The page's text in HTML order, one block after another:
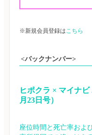
※新規会員登録はこちら
<バックナンバー>
ヒポクラ × マイナ
月23日号）
座位時間と死亡率およ